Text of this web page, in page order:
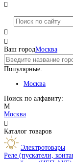



Ваш городМосква
Популярные:
Москва
Поиск по алфавиту:
М
Москва

Каталог товаров
Электротовары
Реле (пускатели,